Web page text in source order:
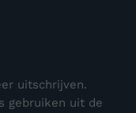
uitschrijven.
gebruiken uit de